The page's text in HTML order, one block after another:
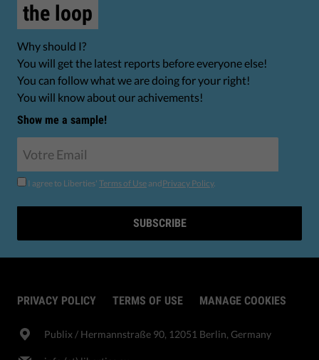
the loop
Why should I?
You will get the latest reports before everyone else!
You can follow what we are doing for your right!
You will know about our achivements!
Show me a sample!
I agree to Liberties' Terms of Use andPrivacy Policy.
SUBSCRIBE
PRIVACY POLICY TERMS OF USE MANAGE COOKIES
Publix​ / Hermannstraße 90, 12051 Berlin, Germany